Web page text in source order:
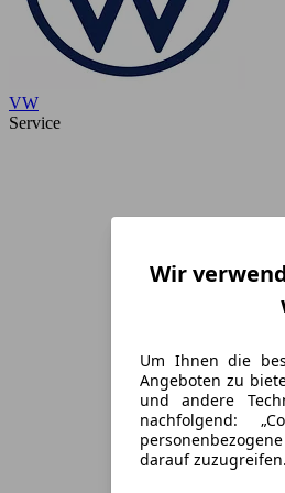
VW
Service
Wir
Um Ihnen die
Angeboten zu
und andere
nachfolgend:
darauf zuzugreifen.